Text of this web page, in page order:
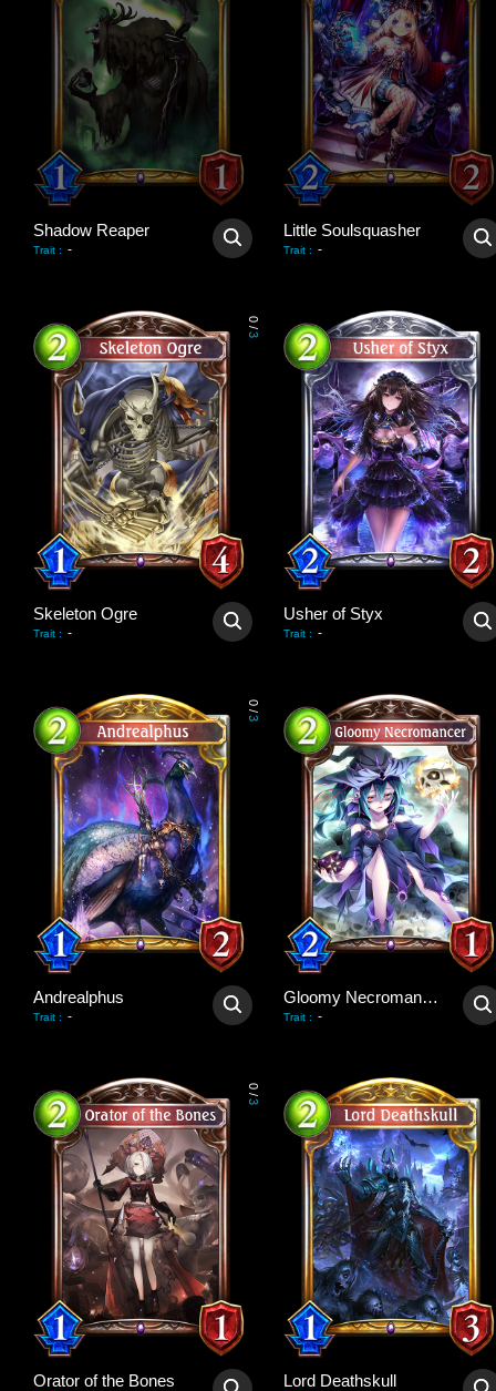
Shadow Reaper
Trait : -
Little Soulsquasher
Trait : -
0
/
3
Skeleton Ogre
Trait : -
Usher of Styx
Trait : -
0
/
3
Andrealphus
Trait : -
Gloomy Necromancer
Trait : -
0
/
3
Orator of the Bones Lord Deathskull